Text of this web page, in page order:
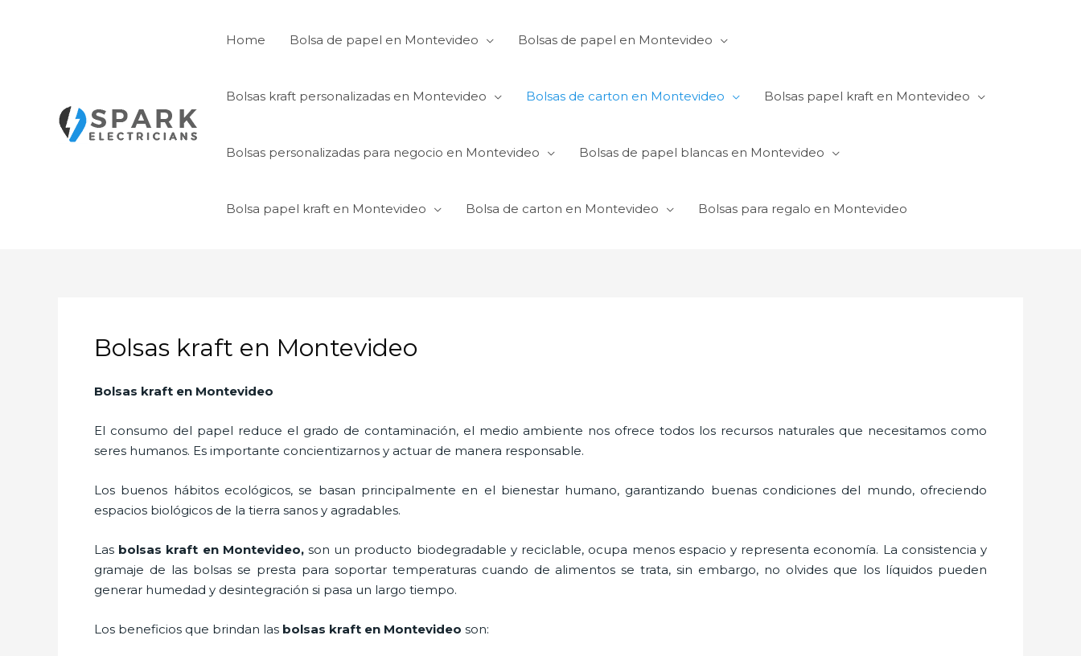
Home Bolsa de papel en Montevideo Bolsas de papel en Montevideo
Bolsas kraft personalizadas en Montevideo Bolsas de carton en Montevideo Bolsas papel kraft en Montevideo
Bolsas personalizadas para negocio en Montevideo Bolsas de papel blancas en Montevideo
Bolsa papel kraft en Montevideo Bolsa de carton en Montevideo Bolsas para regalo en Montevideo
Bolsas kraft en Montevideo
Bolsas kraft en Montevideo
El consumo del papel reduce el grado de contaminación, el medio ambiente nos ofrece todos los recursos naturales que necesitamos como
seres humanos. Es importante concientizarnos y actuar de manera responsable.
Los buenos hábitos ecológicos, se basan principalmente en el bienestar humano, garantizando buenas condiciones del mundo, ofreciendo
espacios biológicos de la tierra sanos y agradables.
Las bolsas kraft en Montevideo,son un producto biodegradable y reciclable, ocupa menos espacio y representa economía. La consistencia y
gramaje de las bolsas se presta para soportar temperaturas cuando de alimentos se trata, sin embargo, no olvides que los líquidos pueden
generar humedad y desintegración si pasa un largo tiempo.
Los beneficios que brindan las bolsas kraft en Montevideo son: